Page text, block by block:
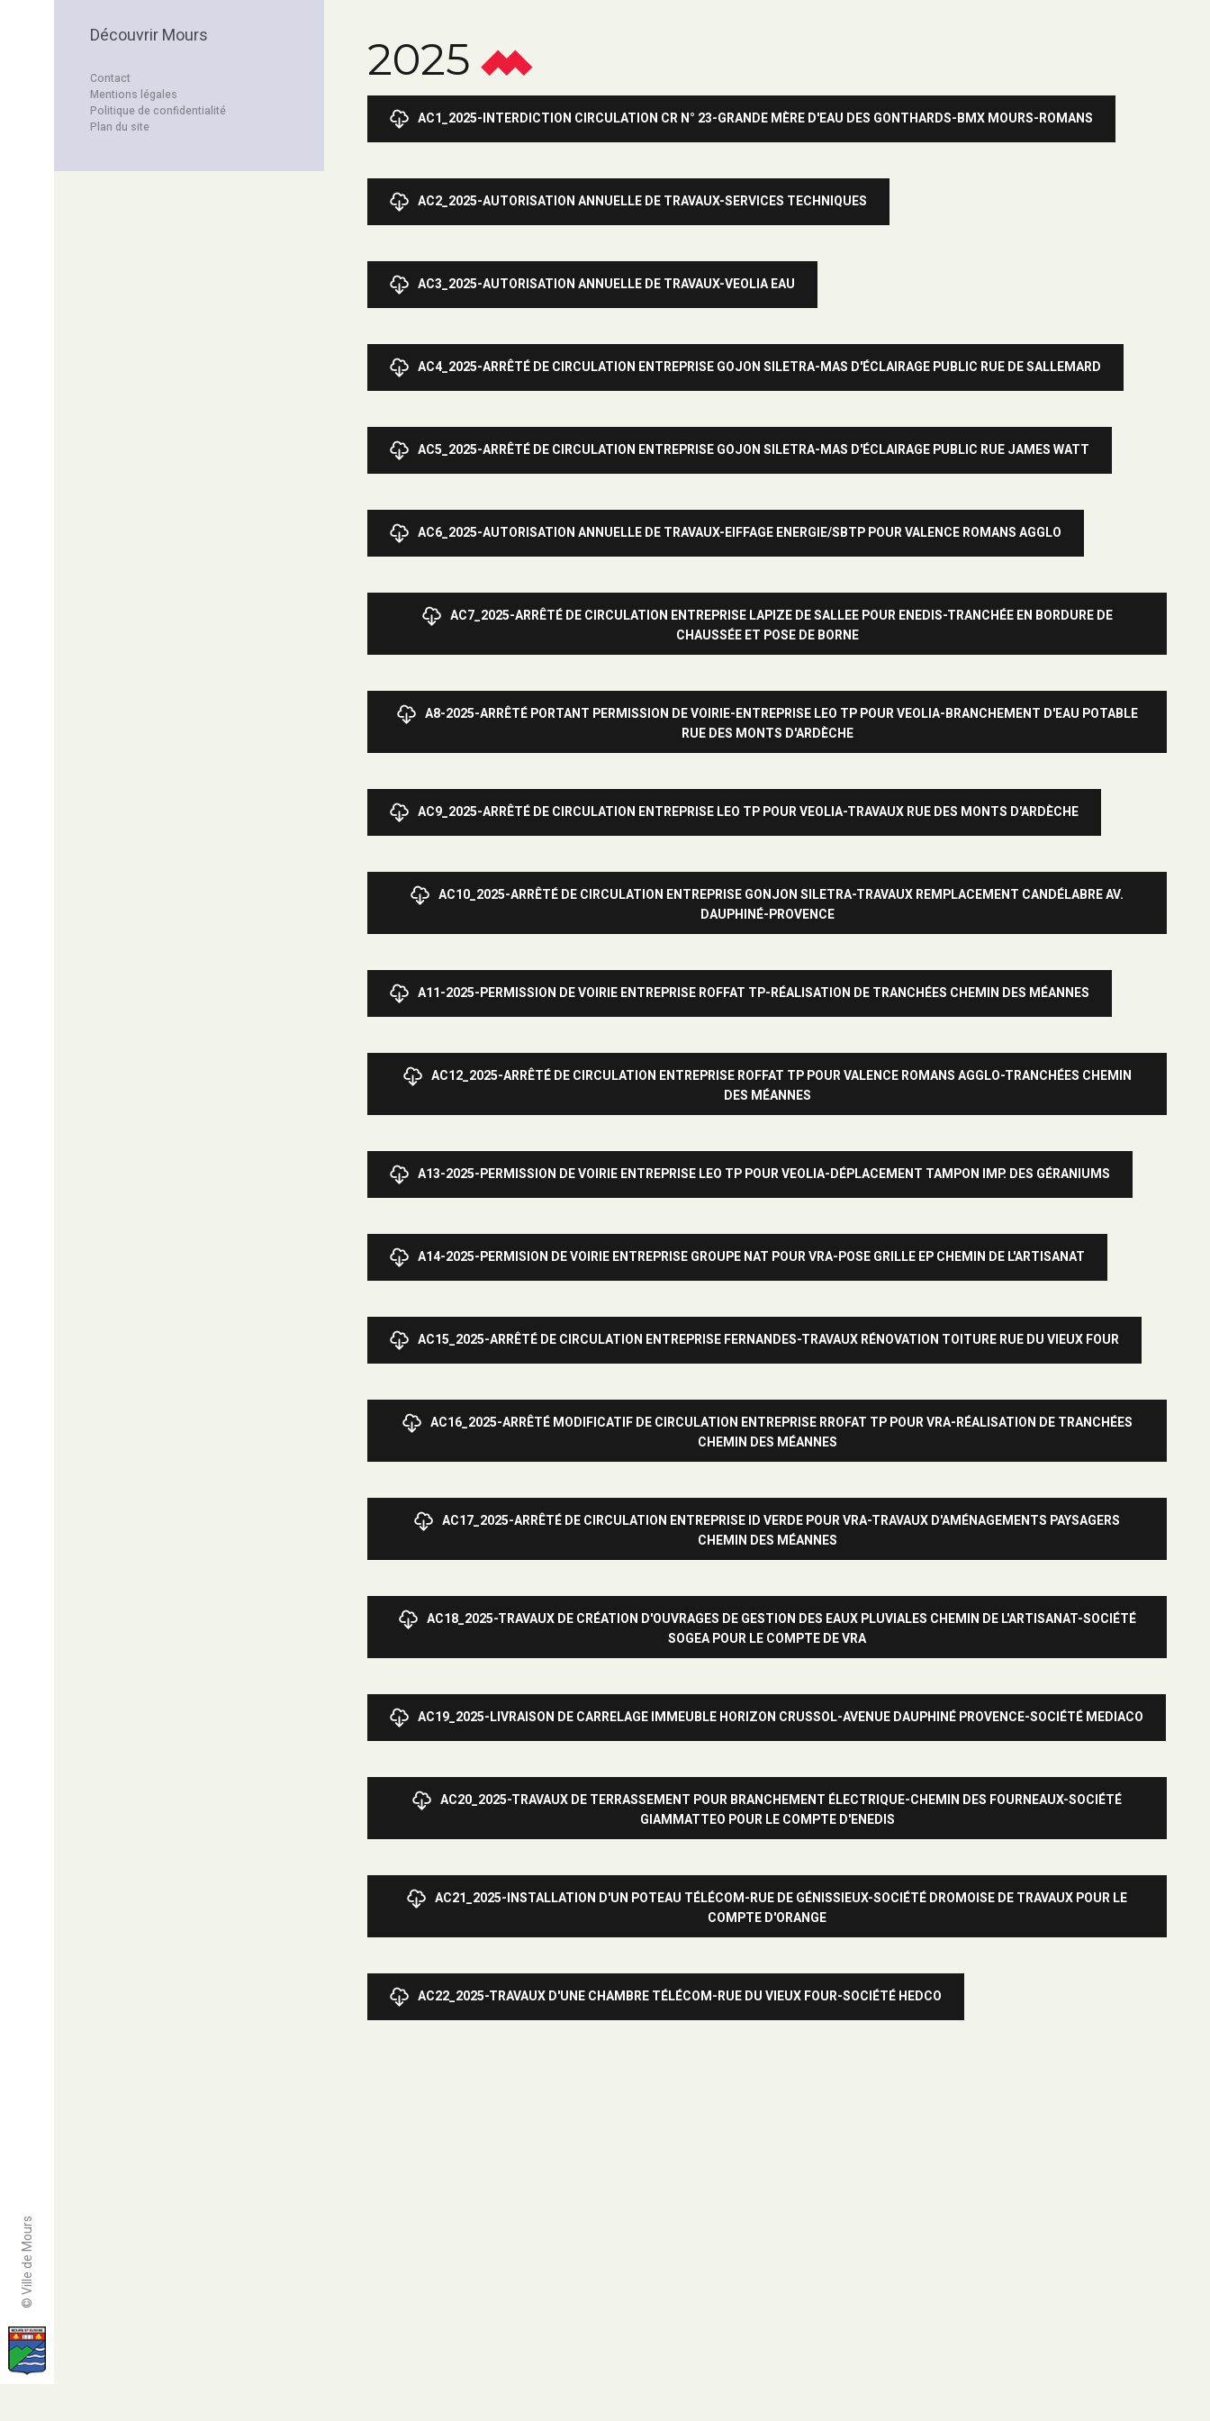
© Ville de Mours
Découvrir Mours
Contact
Mentions légales
Politique de confidentialité
Plan du site
2025
AC1_2025-INTERDICTION CIRCULATION CR N° 23-GRANDE MÈRE D'EAU DES GONTHARDS-BMX MOURS-ROMANS
AC2_2025-AUTORISATION ANNUELLE DE TRAVAUX-SERVICES TECHNIQUES
AC3_2025-AUTORISATION ANNUELLE DE TRAVAUX-VEOLIA EAU
AC4_2025-ARRÊTÉ DE CIRCULATION ENTREPRISE GOJON SILETRA-MAS D'ÉCLAIRAGE PUBLIC RUE DE SALLEMARD
AC5_2025-ARRÊTÉ DE CIRCULATION ENTREPRISE GOJON SILETRA-MAS D'ÉCLAIRAGE PUBLIC RUE JAMES WATT
AC6_2025-AUTORISATION ANNUELLE DE TRAVAUX-EIFFAGE ENERGIE/SBTP POUR VALENCE ROMANS AGGLO
AC7_2025-ARRÊTÉ DE CIRCULATION ENTREPRISE LAPIZE DE SALLEE POUR ENEDIS-TRANCHÉE EN BORDURE DE
CHAUSSÉE ET POSE DE BORNE
A8-2025-ARRÊTÉ PORTANT PERMISSION DE VOIRIE-ENTREPRISE LEO TP POUR VEOLIA-BRANCHEMENT D'EAU POTABLE
RUE DES MONTS D'ARDÈCHE
AC9_2025-ARRÊTÉ DE CIRCULATION ENTREPRISE LEO TP POUR VEOLIA-TRAVAUX RUE DES MONTS D'ARDÈCHE
AC10_2025-ARRÊTÉ DE CIRCULATION ENTREPRISE GONJON SILETRA-TRAVAUX REMPLACEMENT CANDÉLABRE AV.
DAUPHINÉ-PROVENCE
A11-2025-PERMISSION DE VOIRIE ENTREPRISE ROFFAT TP-RÉALISATION DE TRANCHÉES CHEMIN DES MÉANNES
AC12_2025-ARRÊTÉ DE CIRCULATION ENTREPRISE ROFFAT TP POUR VALENCE ROMANS AGGLO-TRANCHÉES CHEMIN
DES MÉANNES
A13-2025-PERMISSION DE VOIRIE ENTREPRISE LEO TP POUR VEOLIA-DÉPLACEMENT TAMPON IMP. DES GÉRANIUMS
A14-2025-PERMISION DE VOIRIE ENTREPRISE GROUPE NAT POUR VRA-POSE GRILLE EP CHEMIN DE L'ARTISANAT
AC15_2025-ARRÊTÉ DE CIRCULATION ENTREPRISE FERNANDES-TRAVAUX RÉNOVATION TOITURE RUE DU VIEUX FOUR
AC16_2025-ARRÊTÉ MODIFICATIF DE CIRCULATION ENTREPRISE RROFAT TP POUR VRA-RÉALISATION DE TRANCHÉES
CHEMIN DES MÉANNES
AC17_2025-ARRÊTÉ DE CIRCULATION ENTREPRISE ID VERDE POUR VRA-TRAVAUX D'AMÉNAGEMENTS PAYSAGERS
CHEMIN DES MÉANNES
AC18_2025-TRAVAUX DE CRÉATION D'OUVRAGES DE GESTION DES EAUX PLUVIALES CHEMIN DE L'ARTISANAT-SOCIÉTÉ
SOGEA POUR LE COMPTE DE VRA
AC19_2025-LIVRAISON DE CARRELAGE IMMEUBLE HORIZON CRUSSOL-AVENUE DAUPHINÉ PROVENCE-SOCIÉTÉ MEDIACO
AC20_2025-TRAVAUX DE TERRASSEMENT POUR BRANCHEMENT ÉLECTRIQUE-CHEMIN DES FOURNEAUX-SOCIÉTÉ
GIAMMATTEO POUR LE COMPTE D'ENEDIS
AC21_2025-INSTALLATION D'UN POTEAU TÉLÉCOM-RUE DE GÉNISSIEUX-SOCIÉTÉ DROMOISE DE TRAVAUX POUR LE
COMPTE D'ORANGE
AC22_2025-TRAVAUX D'UNE CHAMBRE TÉLÉCOM-RUE DU VIEUX FOUR-SOCIÉTÉ HEDCO